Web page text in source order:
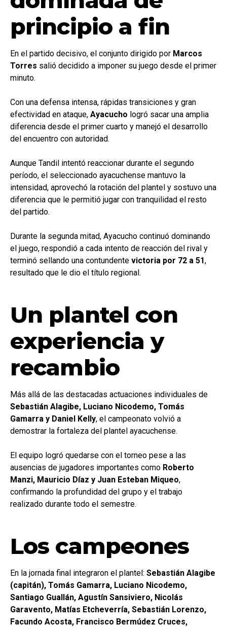
principio a fin
En el partido decisivo, el conjunto dirigido por Marcos
Torres salió decidido a imponer su juego desde el primer
minuto.
Con una defensa intensa, rápidas transiciones y gran
efectividad en ataque, Ayacucho logró sacar una amplia
diferencia desde el primer cuarto y manejó el desarrollo
del encuentro con autoridad.
Aunque Tandil intentó reaccionar durante el segundo
período, el seleccionado ayacuchense mantuvo la
intensidad, aprovechó la rotación del plantel y sostuvo una
diferencia que le permitió jugar con tranquilidad el resto
del partido.
Durante la segunda mitad, Ayacucho continuó dominando
el juego, respondió a cada intento de reacción del rival y
terminó sellando una contundente victoria por 72 a 51,
resultado que le dio el título regional.
Un plantel con
experiencia y
recambio
Más allá de las destacadas actuaciones individuales de
Sebastián Alagibe, Luciano Nicodemo, Tomás
Gamarra y Daniel Kelly, el campeonato volvió a
demostrar la fortaleza del plantel ayacuchense.
El equipo logró quedarse con el torneo pese a las
ausencias de jugadores importantes como Roberto
Manzi, Mauricio Díaz y Juan Esteban Miqueo,
confirmando la profundidad del grupo y el trabajo
realizado durante todo el semestre.
Los campeones
En la jornada final integraron el plantel: Sebastián Alagibe
(capitán), Tomás Gamarra, Luciano Nicodemo,
Santiago Guallán, Agustín Sansiviero, Nicolás
Garavento, Matías Etcheverría, Sebastián Lorenzo,
Facundo Acosta, Francisco Bermúdez Cruces,